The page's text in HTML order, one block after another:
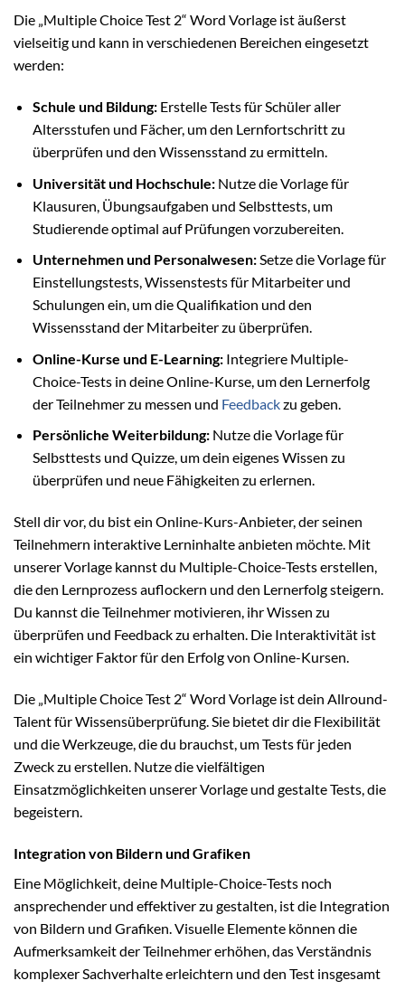
Die „Multiple Choice Test 2“ Word Vorlage ist äußerst
vielseitig und kann in verschiedenen Bereichen eingesetzt
werden:
Schule und Bildung:Erstelle Tests für Schüler aller
Altersstufen und Fächer, um den Lernfortschritt zu
überprüfen und den Wissensstand zu ermitteln.
Universität und Hochschule:Nutze die Vorlage für
Klausuren, Übungsaufgaben und Selbsttests, um
Studierende optimal auf Prüfungen vorzubereiten.
Unternehmen und Personalwesen:Setze die Vorlage für
Einstellungstests, Wissenstests für Mitarbeiter und
Schulungen ein, um die Qualifikation und den
Wissensstand der Mitarbeiter zu überprüfen.
Online-Kurse und E-Learning:Integriere Multiple-
Choice-Tests in deine Online-Kurse, um den Lernerfolg
der Teilnehmer zu messen und Feedbackzu geben.
Persönliche Weiterbildung:Nutze die Vorlage für
Selbsttests und Quizze, um dein eigenes Wissen zu
überprüfen und neue Fähigkeiten zu erlernen.
Stell dir vor, du bist ein Online-Kurs-Anbieter, der seinen
Teilnehmern interaktive Lerninhalte anbieten möchte. Mit
unserer Vorlage kannst du Multiple-Choice-Tests erstellen,
die den Lernprozess auflockern und den Lernerfolg steigern.
Du kannst die Teilnehmer motivieren, ihr Wissen zu
überprüfen und Feedback zu erhalten. Die Interaktivität ist
ein wichtiger Faktor für den Erfolg von Online-Kursen.
Die „Multiple Choice Test 2“ Word Vorlage ist dein Allround-
Talent für Wissensüberprüfung. Sie bietet dir die Flexibilität
und die Werkzeuge, die du brauchst, um Tests für jeden
Zweck zu erstellen. Nutze die vielfältigen
Einsatzmöglichkeiten unserer Vorlage und gestalte Tests, die
begeistern.
Integration von Bildern und Grafiken
Eine Möglichkeit, deine Multiple-Choice-Tests noch
ansprechender und effektiver zu gestalten, ist die Integration
von Bildern und Grafiken. Visuelle Elemente können die
Aufmerksamkeit der Teilnehmer erhöhen, das Verständnis
komplexer Sachverhalte erleichtern und den Test insgesamt